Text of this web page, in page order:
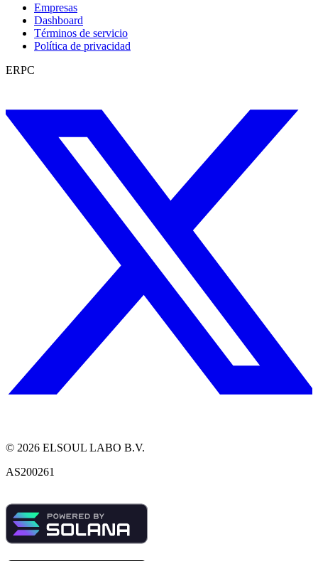
Empresas
Dashboard
Términos de servicio
Política de privacidad
ERPC
© 2026 ELSOUL LABO B.V.
AS200261